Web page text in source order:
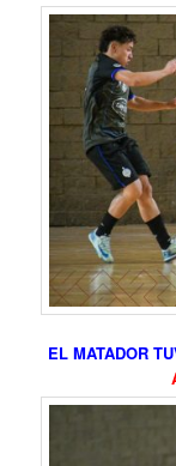
EL MATADOR